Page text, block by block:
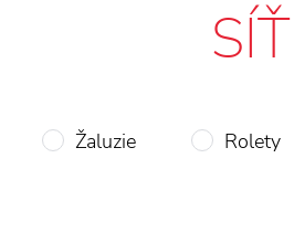
Žaluzie Rolety